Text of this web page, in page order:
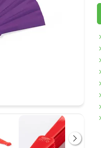
Siguiente